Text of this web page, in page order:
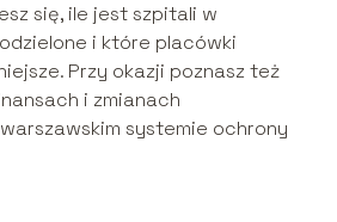
się, ile jest szpitali w
i które placówki
Przy okazji poznasz też
i zmianach
systemie ochrony